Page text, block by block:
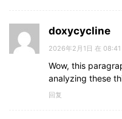
doxycycline
2026年2月1日 在 08:41
Wow, this
analyzing these
回复